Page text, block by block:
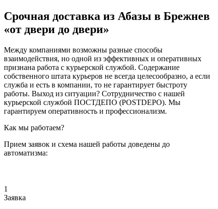
Срочная доставка из Абазы в Брежнев
«от двери до двери»
Между компаниями возможны разные способы
взаимодействия, но одной из эффективных и оперативных
признана работа с курьерской службой. Содержание
собственного штата курьеров не всегда целесообразно, а если
служба и есть в компании, то не гарантирует быстроту
работы. Выход из ситуации? Сотрудничество с нашей
курьерской службой ПОСТДЕПО (POSTDEPO). Мы
гарантируем оперативность и профессионализм.
Как мы работаем?
Прием заявок и схема нашей работы доведены до
автоматизма:
1
Заявка